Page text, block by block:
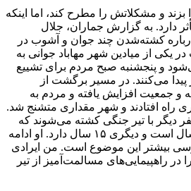
و مشکلاتش را مطرح کند، اما اینکه
دارد. ‌به گزارش جماران، جلال
درباره کشته‌شدن چند جوان و آشوب در
یکی از میادین شهر مهاباد جوانی به
و پنجشنبه صبح مردم برای تشییع
می‌کنند. در مسیر برگشت از
و جمعیت افزایش یافته و مردم به
راه افتادند و شهر مقداری متشنج شد.
دیگر با تیر جنگی کشته می‌شوند که
یکی از آن جوانان زیر ۱۸ سال است و دیگری ۱۵ سال دارد.‌ او ادامه
بیشتر این موضوع است. من ایرادی
در راهپیمایی‌های مسالمت‌آمیز از تیر